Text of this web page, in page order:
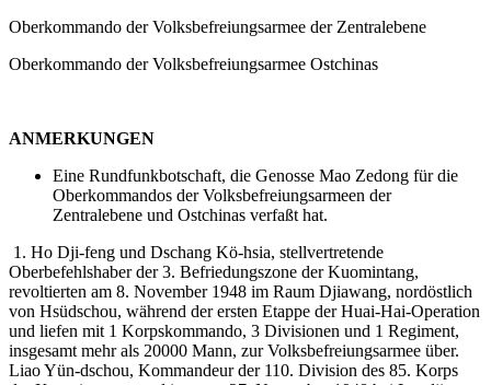
Oberkommando der Volksbefreiungsarmee der Zentralebene
Oberkommando der Volksbefreiungsarmee Ostchinas
ANMERKUNGEN
Eine Rundfunkbotschaft, die Genosse Mao Zedong für die
Oberkommandos der Volksbefreiungsarmeen der
Zentralebene und Ostchinas verfaßt hat.
1. Ho Dji-feng und Dschang Kö-hsia, stellvertretende
Oberbefehlshaber der 3. Befriedungszone der Kuomintang,
revoltierten am 8. November 1948 im Raum Djiawang, nordöstlich
von Hsüdschou, während der ersten Etappe der Huai-Hai-Operation
und liefen mit 1 Korpskommando, 3 Divisionen und 1 Regiment,
insgesamt mehr als 20000 Mann, zur Volksbefreiungsarmee über.
Liao Yün-dschou, Kommandeur der 110. Division des 85. Korps